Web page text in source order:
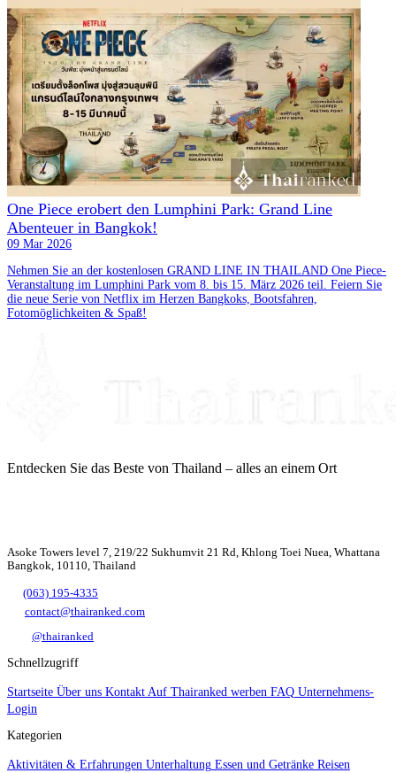
One Piece erobert den Lumphini Park: Grand Line
Abenteuer in Bangkok!
09 Mar 2026
Nehmen Sie an der kostenlosen GRAND LINE IN THAILAND One Piece-
Veranstaltung im Lumphini Park vom 8. bis 15. März 2026 teil. Feiern Sie
die neue Serie von Netflix im Herzen Bangkoks, Bootsfahren,
Fotomöglichkeiten & Spaß!
Entdecken Sie das Beste von Thailand – alles an einem Ort
Asoke Towers level 7, 219/22 Sukhumvit 21 Rd, Khlong Toei Nuea, Whattana
Bangkok, 10110, Thailand
(063) 195-4335
contact@thairanked.com
@thairanked
Schnellzugriff
Startseite Über uns Kontakt Auf Thairanked werben FAQ Unternehmens-
Login
Kategorien
Aktivitäten & Erfahrungen Unterhaltung Essen und Getränke Reisen